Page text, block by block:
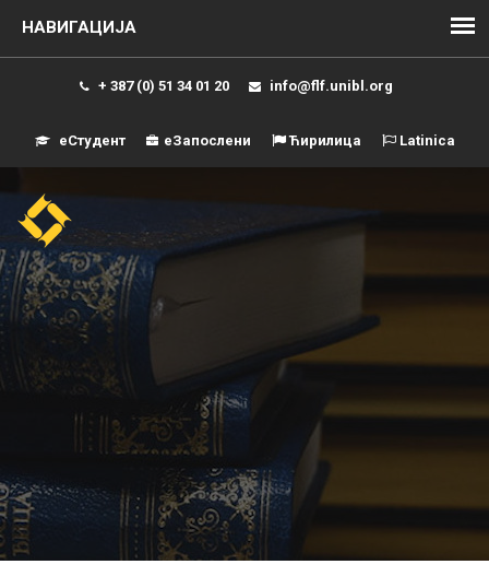
+ 387 (0) 51 34 01 20 info@flf.unibl.org
еСтудент еЗапослени Ћирилица Latinica